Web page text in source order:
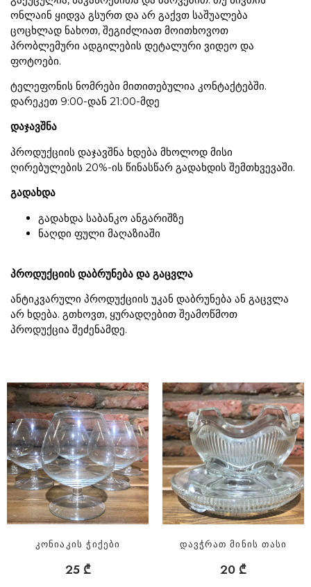
ონლაინ ყიდვა გსურთ და არ გაქვთ საშუალება
ცოცხლად ნახოთ, შეგიძლიათ მოითხოვოთ
პრობლემური ადგილების დეტალური ვიდეო და
ფოტოები.
ტელეფონის ნომრები მითითებულია კონტაქტებში.
დარეკეთ 9:00-დან 21:00-მდე
დაჯავშნა
პროდუქციის დაჯავშნა ხდება მხოლოდ მისი
ღირებულების 20%-ის წინასწარ გადახდის შემთხვევაში.
გადახდა
გადახდა საბანკო ანგარიშზე
ნაღდი ფული მაღაზიაში
პროდუქციის დაბრუნება და გაცვლა
ანტიკვარული პროდუქციის უკან დაბრუნება ან გაცვლა
არ ხდება. გთხოვთ, ყურადღებით შეამოწმოთ
პროდუქცია შეძენამდე.
კონიაკის ჭიქები
25 ₾
დავჭრათ მინის თასი
20 ₾